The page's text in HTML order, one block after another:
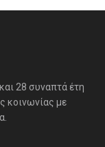
28 συναπτά έτη
κοινωνίας με